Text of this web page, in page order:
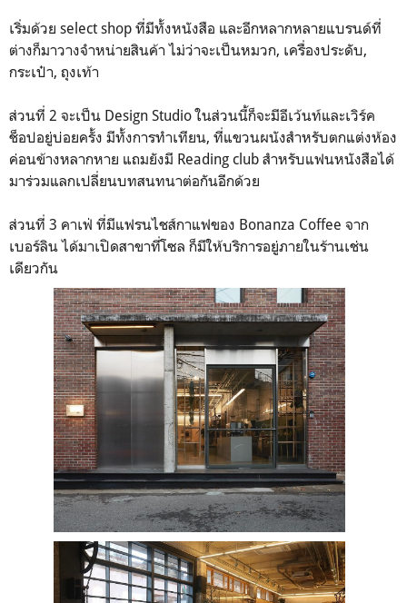
เริ่มด้วย select shop ที่มีทั้งหนังสือ และอีกหลากหลายแบรนด์ที่
ต่างก็มาวางจำหน่ายสินค้า ไม่ว่าจะเป็นหมวก, เครื่องประดับ,
กระเป๋า, ถุงเท้า
ส่วนที่ 2 จะเป็น Design Studio ในส่วนนี้ก็จะมีอีเว้นท์และเวิร์ค
ช็อปอยู่บ่อยครั้ง มีทั้งการทำเทียน, ที่แขวนผนังสำหรับตกแต่งห้อง
ค่อนข้างหลากหาย แถมยังมี Reading club สำหรับแฟนหนังสือได้
มาร่วมแลกเปลี่ยนบทสนทนาต่อกันอีกด้วย
ส่วนที่ 3 คาเฟ่ ที่มีแฟรนไชส์กาแฟของ Bonanza Coffee จาก
เบอร์ลิน ได้มาเปิดสาขาที่โซล ก็มีให้บริการอยู่ภายในร้านเช่น
เดียวกัน